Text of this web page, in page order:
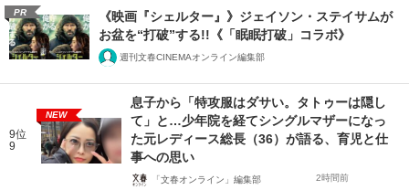
PR
《映画『シェルター』》ジェイソン・ステイサムが
お盆を“打破”する!!《「眠眠打破」コラボ》
週刊文春CINEMAオンライン編集部
9位
9
NEW
息子から「特攻服はダサい。タトゥーは隠し
て」と…少年院を経てシングルマザーになっ
た元レディース総長（36）が語る、育児と仕
事への思い
「文春オンライン」編集部 2時間前